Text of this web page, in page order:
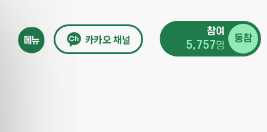
카카오 채널
참여
5,757명
동참